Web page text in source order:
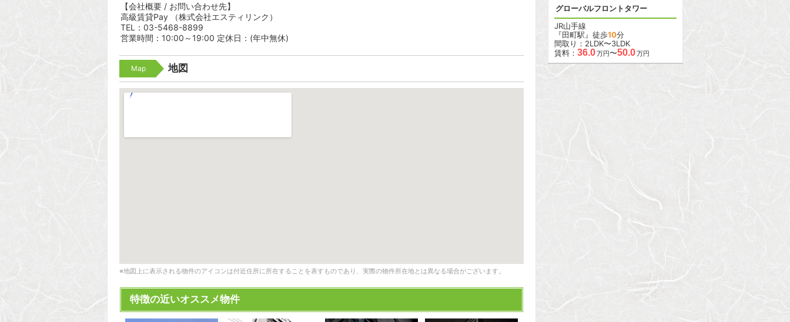
【会社概要 / お問い合わせ先】
高級賃貸Pay （株式会社エスティリンク）
TEL：03-5468-8899
営業時間：10:00～19:00 定休日：(年中無休)
Map 地図
※地図上に表示される物件のアイコンは付近住所に所在することを表すものであり、実際の物件所在地とは異なる場合がございます。
特徴の近いオススメ物件
グローバルフロントタワー
JR山手線
『田町駅』徒歩10分
間取り：2LDK〜3LDK
賃料： 36.0万円〜50.0万円